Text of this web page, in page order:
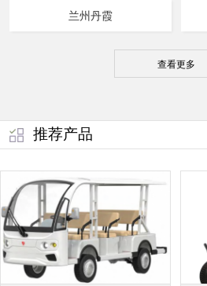
兰州丹霞
查看更多
推荐产品